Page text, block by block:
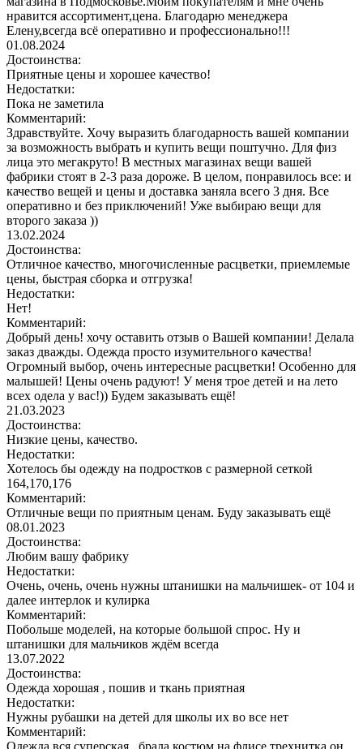
нравится ассортимент,цена. Благодарю менеджера
Елену,всегда всё оперативно и профессионально!!!
01.08.2024
Достоинства:
Приятные цены и хорошее качество!
Недостатки:
Пока не заметила
Комментарий:
Здравствуйте. Хочу выразить благодарность вашей компании
за возможность выбрать и купить вещи поштучно. Для физ
лица это мегакруто! В местных магазинах вещи вашей
фабрики стоят в 2-3 раза дороже. В целом, понравилось все: и
качество вещей и цены и доставка заняла всего 3 дня. Все
оперативно и без приключений! Уже выбираю вещи для
второго заказа ))
13.02.2024
Достоинства:
Отличное качество, многочисленные расцветки, приемлемые
цены, быстрая сборка и отгрузка!
Недостатки:
Нет!
Комментарий:
Добрый день! хочу оставить отзыв о Вашей компании! Делала
заказ дважды. Одежда просто изумительного качества!
Огромный выбор, очень интересные расцветки! Особенно для
малышей! Цены очень радуют! У меня трое детей и на лето
всех одела у вас!)) Будем заказывать ещё!
21.03.2023
Достоинства:
Низкие цены, качество.
Недостатки:
Хотелось бы одежду на подростков с размерной сеткой
164,170,176
Комментарий:
Отличные вещи по приятным ценам. Буду заказывать ещё
08.01.2023
Достоинства:
Любим вашу фабрику
Недостатки:
Очень, очень, очень нужны штанишки на мальчишек- от 104 и
далее интерлок и кулирка
Комментарий:
Побольше моделей, на которые большой спрос. Ну и
штанишки для мальчиков ждём всегда
13.07.2022
Достоинства:
Одежда хорошая , пошив и ткань приятная
Недостатки:
Нужны рубашки на детей для школы их во все нет
Комментарий:
Одежда вся суперская , брала костюм на флисе трехнитка он